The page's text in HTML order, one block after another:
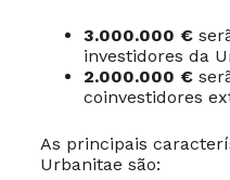
3.000.000 €
investidores da
2.000.000 €
coinvestidores
As principais
Urbanitae são: